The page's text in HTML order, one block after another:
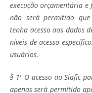
execução orçamentária
não será permitido
tenha acesso aos dados
níveis de acesso
usuários.
§ 1º O acesso ao Siafic
apenas será permitido